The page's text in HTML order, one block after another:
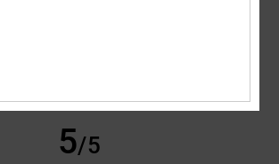
5/5